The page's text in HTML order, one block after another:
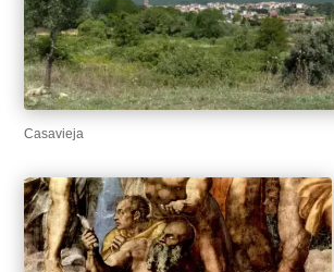
Casavieja